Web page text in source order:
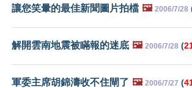
讓您笑暈的最佳新聞圖片拍檔 🖼️ 2006/7/28
解開雲南地震被瞞報的迷底 🖼️ 2006/7/28 (
軍委主席胡錦濤收不住閘了 🖼️ 2006/7/27 (